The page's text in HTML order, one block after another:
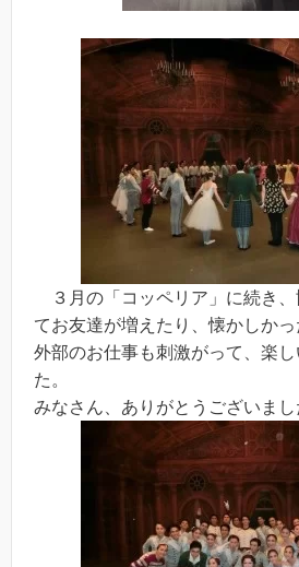
３月の「コッペリア」に続き、
てお友達が増えたり、懐かしかっ
外部のお仕事も刺激がって、楽
た。
みなさん、ありがとうございまし